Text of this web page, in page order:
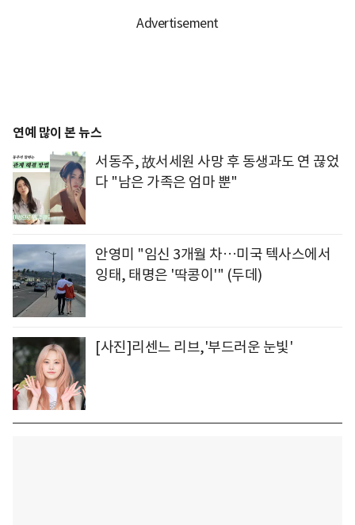
연예 많이 본 뉴스
서동주, 故서세원 사망 후 동생과도 연 끊었
다 "남은 가족은 엄마 뿐"
안영미 "임신 3개월 차…미국 텍사스에서
잉태, 태명은 '딱콩이'" (두데)
[사진]리센느 리브,'부드러운 눈빛'